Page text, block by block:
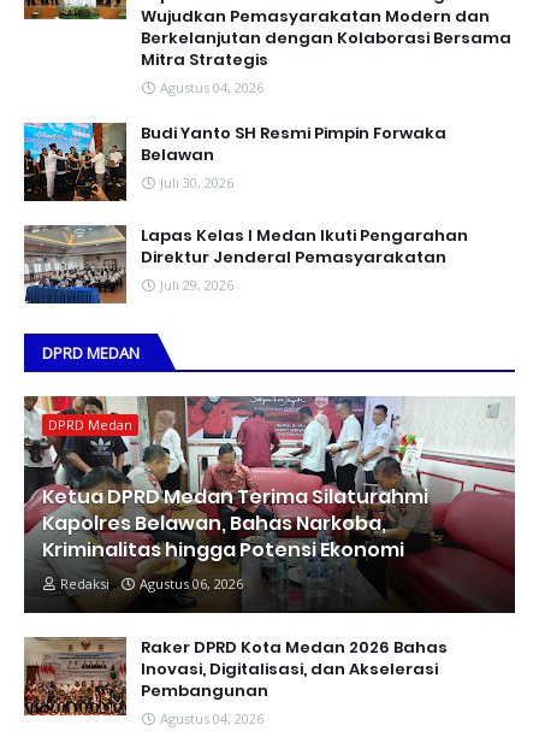
Wujudkan Pemasyarakatan Modern dan
Berkelanjutan dengan Kolaborasi Bersama
Mitra Strategis
Agustus 04, 2026
Budi Yanto SH Resmi Pimpin Forwaka
Belawan
Juli 30, 2026
Lapas Kelas I Medan Ikuti Pengarahan
Direktur Jenderal Pemasyarakatan
Juli 29, 2026
DPRD MEDAN
DPRD Medan
Ketua DPRD Medan Terima Silaturahmi
Kapolres Belawan, Bahas Narkoba,
Kriminalitas hingga Potensi Ekonomi
Redaksi Agustus 06, 2026
Raker DPRD Kota Medan 2026 Bahas
Inovasi, Digitalisasi, dan Akselerasi
Pembangunan
Agustus 04, 2026